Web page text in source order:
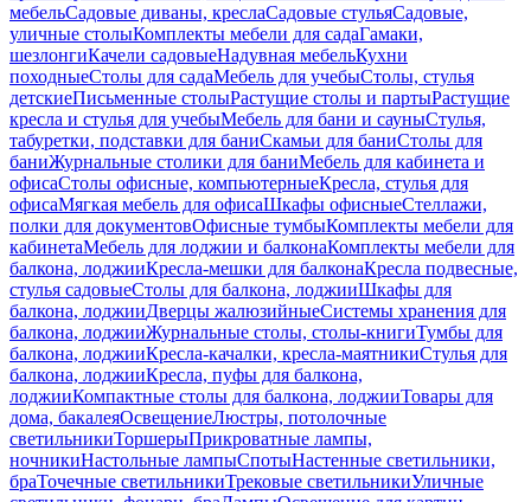
мебельСадовые диваны, креслаСадовые стульяСадовые,
уличные столыКомплекты мебели для садаГамаки,
шезлонгиКачели садовыеНадувная мебельКухни
походныеСтолы для садаМебель для учебыСтолы, стулья
детскиеПисьменные столыРастущие столы и партыРастущие
кресла и стулья для учебыМебель для бани и сауныСтулья,
табуретки, подставки для баниСкамьи для баниСтолы для
баниЖурнальные столики для баниМебель для кабинета и
офисаСтолы офисные, компьютерныеКресла, стулья для
офисаМягкая мебель для офисаШкафы офисныеСтеллажи,
полки для документовОфисные тумбыКомплекты мебели для
кабинетаМебель для лоджии и балконаКомплекты мебели для
балкона, лоджииКресла-мешки для балконаКресла подвесные,
стулья садовыеСтолы для балкона, лоджииШкафы для
балкона, лоджииДверцы жалюзийныеСистемы хранения для
балкона, лоджииЖурнальные столы, столы-книгиТумбы для
балкона, лоджииКресла-качалки, кресла-маятникиСтулья для
балкона, лоджииКресла, пуфы для балкона,
лоджииКомпактные столы для балкона, лоджииТовары для
дома, бакалеяОсвещениеЛюстры, потолочные
светильникиТоршерыПрикроватные лампы,
ночникиНастольные лампыСпотыНастенные светильники,
браТочечные светильникиТрековые светильникиУличные